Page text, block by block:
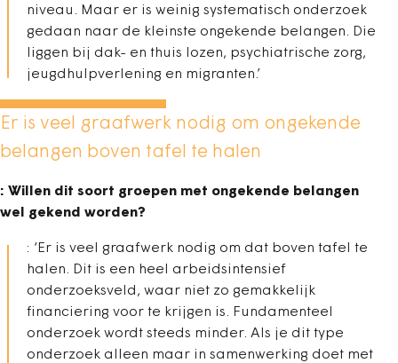
niveau. Maar er is weinig systematisch onderzoek
gedaan naar de kleinste ongekende belangen. Die
liggen bij dak- en thuis lozen, psychiatrische zorg,
jeugdhulpverlening en migranten.’
Er is veel graafwerk nodig om ongekende
belangen boven tafel te halen
: Willen dit soort groepen met ongekende belangen
wel gekend worden?
: ‘Er is veel graafwerk nodig om dat boven tafel te
halen. Dit is een heel arbeidsintensief
onderzoeksveld, waar niet zo gemakkelijk
financiering voor te krijgen is. Fundamenteel
onderzoek wordt steeds minder. Als je dit type
onderzoek alleen maar in samenwerking doet met